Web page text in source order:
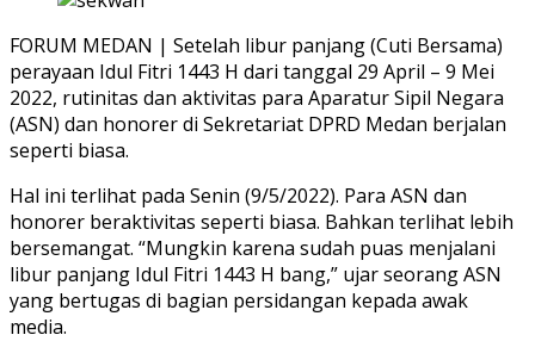
FORUM MEDAN | Setelah libur panjang (Cuti Bersama)
perayaan Idul Fitri 1443 H dari tanggal 29 April – 9 Mei
2022, rutinitas dan aktivitas para Aparatur Sipil Negara
(ASN) dan honorer di Sekretariat DPRD Medan berjalan
seperti biasa.
Hal ini terlihat pada Senin (9/5/2022). Para ASN dan
honorer beraktivitas seperti biasa. Bahkan terlihat lebih
bersemangat. “Mungkin karena sudah puas menjalani
libur panjang Idul Fitri 1443 H bang,” ujar seorang ASN
yang bertugas di bagian persidangan kepada awak
media.